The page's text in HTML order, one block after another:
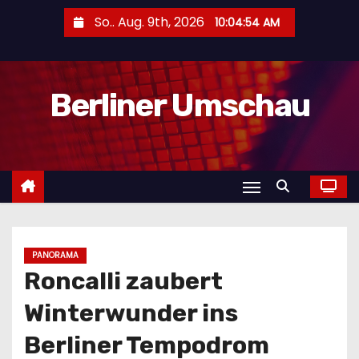
l
So.. Aug. 9th, 2026 10:04:56 AM
Berliner Umschau
PANORAMA
Roncalli zaubert
Winterwunder ins
Berliner Tempodrom